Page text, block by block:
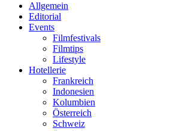
Allgemein
Editorial
Events
Filmfestivals
Filmtips
Lifestyle
Hotellerie
Frankreich
Indonesien
Kolumbien
Österreich
Schweiz